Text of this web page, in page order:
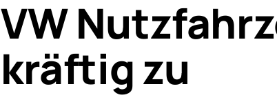
VW
kräftig zu